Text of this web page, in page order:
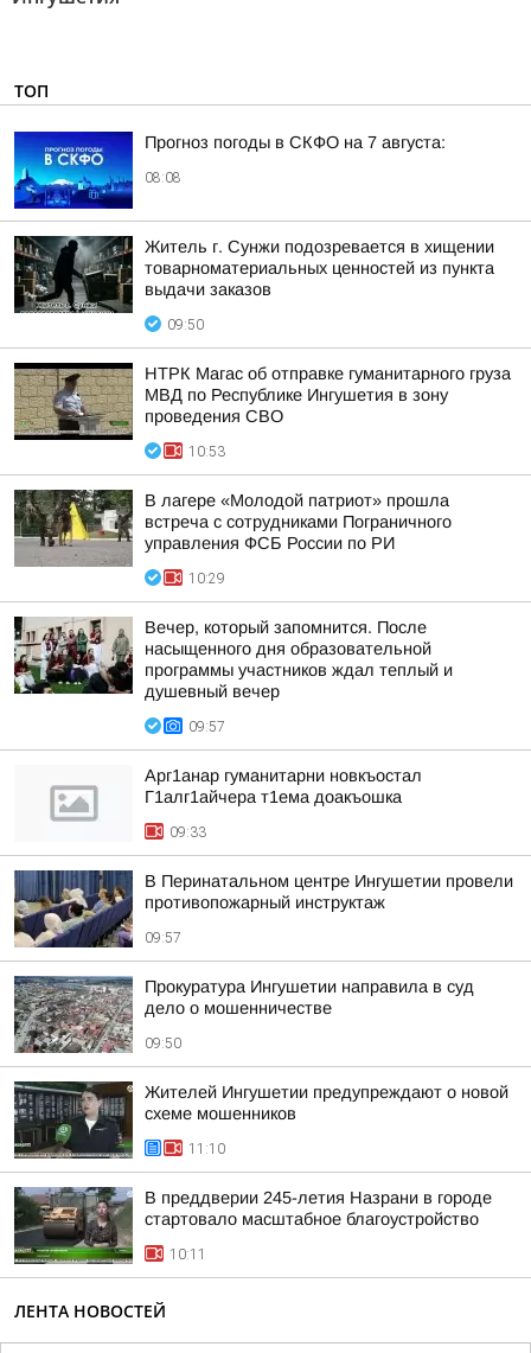
ТОП
Прогноз погоды в СКФО на 7 августа:
08:08
Житель г. Сунжи подозревается в хищении
товарноматериальных ценностей из пункта
выдачи заказов
09:50
НТРК Магас об отправке гуманитарного груза
МВД по Республике Ингушетия в зону
проведения СВО
10:53
В лагере «Молодой патриот» прошла
встреча с сотрудниками Пограничного
управления ФСБ России по РИ
10:29
Вечер, который запомнится. После
насыщенного дня образовательной
программы участников ждал теплый и
душевный вечер
09:57
Арг1анар гуманитарни новкъостал
Г1алг1айчера т1ема доакъошка
09:33
В Перинатальном центре Ингушетии провели
противопожарный инструктаж
09:57
Прокуратура Ингушетии направила в суд
дело о мошенничестве
09:50
Жителей Ингушетии предупреждают о новой
схеме мошенников
11:10
В преддверии 245-летия Назрани в городе
стартовало масштабное благоустройство
10:11
ЛЕНТА НОВОСТЕЙ